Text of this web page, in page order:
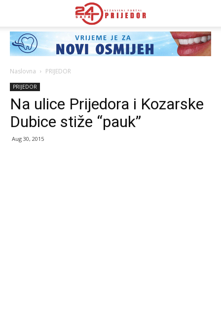
Naslovna PRIJEDOR
PRIJEDOR
Na ulice Prijedora i Kozarske
Dubice stiže “pauk”
Aug 30, 2015